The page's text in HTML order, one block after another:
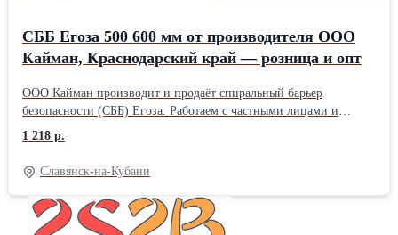
СББ Егоза 500 600 мм от производителя ООО
Кайман, Краснодарский край — розница и опт
ООО Кайман производит и продаёт спиральный барьер
безопасности (СББ) Егоза. Работаем с частными лицами и
организациями: есть розница и оптовые поставки по
Краснодарскому краю и в другие регионы. В наличии: •
Заграждение СББ Егоза диаметром 500 мм, 600 мм (другие
размеры под заказ). • Исполнение: оцинкованная сталь,
устойчива к коррозии. • Тип: спиральный барьер из
армированной колючей ленты, крепление скобами. Наши
1 218 р.
Славянск-на-Кубани